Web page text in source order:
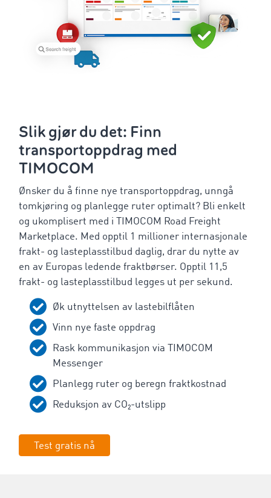
Slik gjør du det: Finn
transportoppdrag med
TIMOCOM
Ønsker du å finne nye transportoppdrag, unngå
tomkjøring og planlegge ruter optimalt? Bli enkelt
og ukomplisert med i TIMOCOM Road Freight
Marketplace. Med opptil 1 millioner internasjonale
frakt- og lasteplasstilbud daglig, drar du nytte av
en av Europas ledende fraktbørser. Opptil 11,5
frakt- og lasteplasstilbud legges ut per sekund.
Øk utnyttelsen av lastebilflåten
Vinn nye faste oppdrag
Rask kommunikasjon via TIMOCOM
Messenger
Planlegg ruter og beregn fraktkostnad
Reduksjon av CO₂-utslipp
Test gratis nå